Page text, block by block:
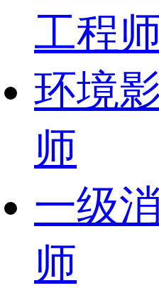
工程
环境
师
一级
师